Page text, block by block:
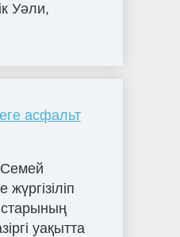
Уәли,
асфальт
Семей
уақытта